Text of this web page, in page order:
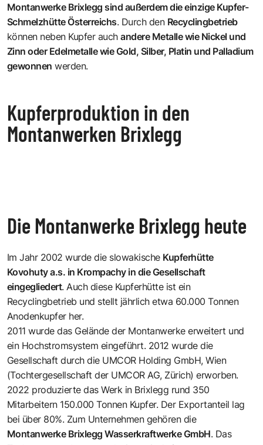
Montanwerke Brixlegg sind außerdem die einzige Kupfer-
Schmelzhütte Österreichs. Durch den Recyclingbetrieb
können neben Kupfer auchandere Metalle wie Nickel und
Zinn oder Edelmetalle wie Gold, Silber, Platin und Palladium
gewonnen werden.
Kupferproduktion in den
Montanwerken Brixlegg
Die Montanwerke Brixlegg heute
Im Jahr 2002 wurde die slowakische Kupferhütte
Kovohuty a.s. in Krompachy in die Gesellschaft
eingegliedert. Auch diese Kupferhütte ist ein
Recyclingbetrieb und stellt jährlich etwa 60.000 Tonnen
Anodenkupfer her.
2011 wurde das Gelände der Montanwerke erweitert und
ein Hochstromsystem eingeführt. 2012 wurde die
Gesellschaft durch die UMCOR Holding GmbH, Wien
(Tochtergesellschaft der UMCOR AG, Zürich) erworben.
2022 produzierte das Werk in Brixlegg rund 350
Mitarbeitern 150.000 Tonnen Kupfer. Der Exportanteil lag
bei über 80%. Zum Unternehmen gehören die
Montanwerke Brixlegg Wasserkraftwerke GmbH. Das